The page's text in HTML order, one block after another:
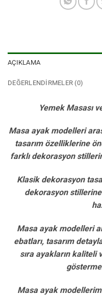
AÇIKLAMA
DEĞERLENDIRMELER (0)
Yemek Masası
Masa ayak modelleri
tasarım özelliklerine
farklı dekorasyon
Klasik dekorasyon
dekorasyon
Masa ayak modelleri
ebatları, tasarım
sıra ayakların kaliteli
Masa ayak